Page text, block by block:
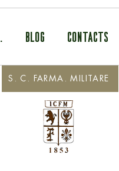
BLOG CONTACTS
S. C. FARMA. MILITARE